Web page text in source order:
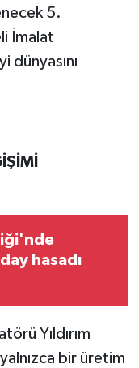
5.
İmalat
dünyasını
hasadı
Yıldırım
bir üretim